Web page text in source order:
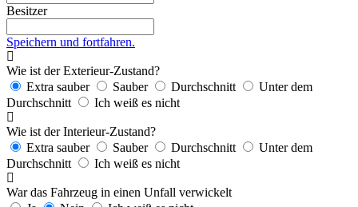
Besitzer
Speichern und fortfahren.
Wie ist der Exterieur-Zustand?
Extra sauber
Sauber Durchschnitt
Unter dem
Durchschnitt
Ich weiß es nicht
Wie ist der Interieur-Zustand?
Extra sauber
Sauber Durchschnitt
Unter dem
Durchschnitt
Ich weiß es nicht
War das Fahrzeug in einen Unfall verwickelt